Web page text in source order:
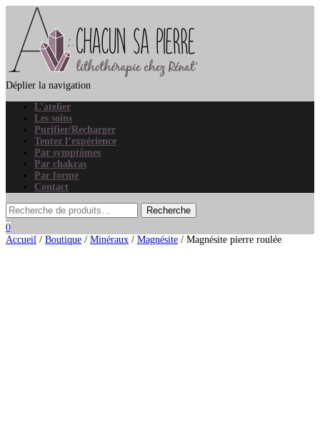
Déplier la navigation
L’atelier
Les soins
Purifier/Recharger
Tentez l’expérience
Par symptômes
Par chakras
Par forme
Contact
0
Accueil / Boutique / Minéraux / Magnésite / Magnésite pierre roulée